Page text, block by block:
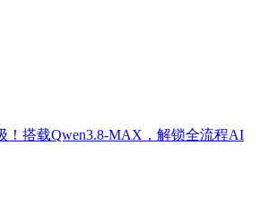
！搭载Qwen3.8-MAX，解锁全流程AI